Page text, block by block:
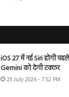
iOS 27 में नई Siri होगी
Gemini को देगी टक्कर
25 July 2026 - 7:52 PM